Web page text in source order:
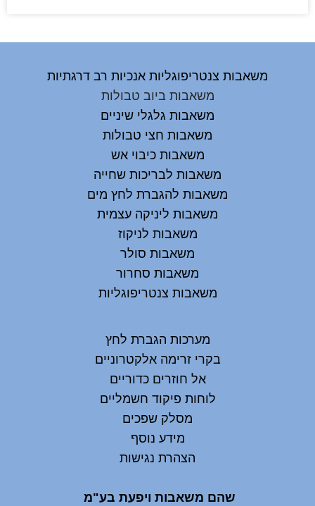
משאבות צנטריפוגליות אנכיות רב דרגתיות
משאבות ביוב טבולות
משאבות גלגלי שיניים
משאבות חצי טבולות
משאבות כיבוי אש
משאבות לבריכות שחייה
משאבות להגברת לחץ מים
משאבות ליניקה עצמית
משאבות לניקוז
משאבות סולר
משאבות סחרור
משאבות צנטריפוגליות
מערכות הגברת לחץ
בקרי זרימה אלקטרוניים
אל חוזרים כדוריים
לוחות פיקוד חשמליים
מסלק שפכים
מידע נוסף
הצהרת נגישות
שהם משאבות ויפעת בע"מ